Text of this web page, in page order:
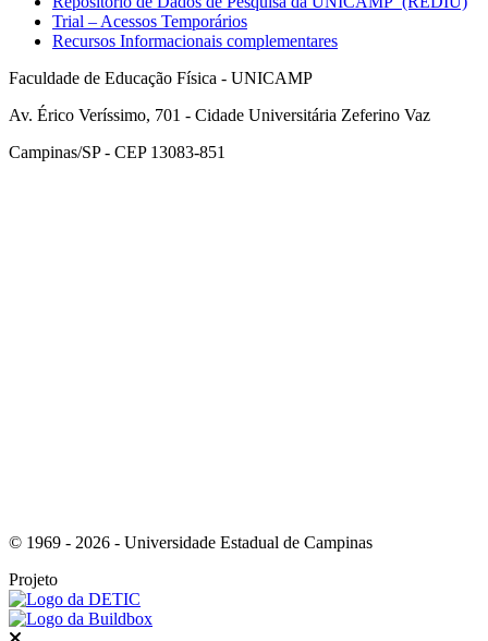
Trial – Acessos Temporários
Recursos Informacionais complementares
Faculdade de Educação Física - UNICAMP
Av. Érico Veríssimo, 701 - Cidade Universitária Zeferino Vaz
Campinas/SP - CEP 13083-851
© 1969 - 2026 - Universidade Estadual de Campinas
Projeto